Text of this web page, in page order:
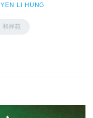
YEN LI HUNG
和祥苑